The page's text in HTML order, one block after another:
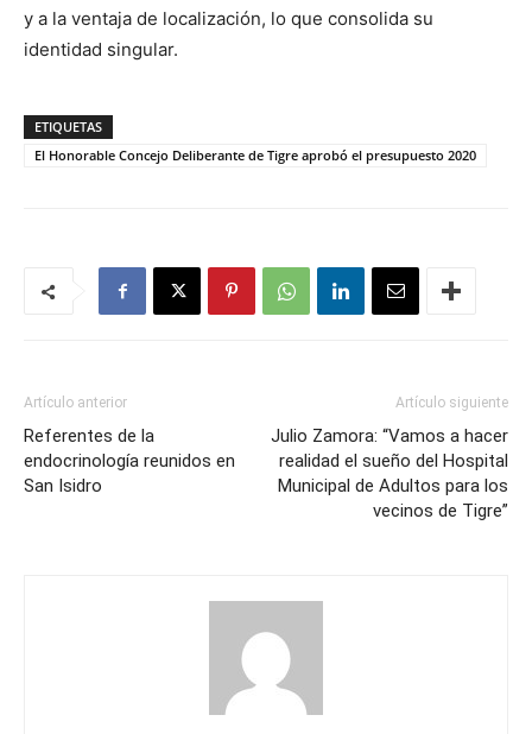
y a la ventaja de localización, lo que consolida su
identidad singular.
ETIQUETAS
El Honorable Concejo Deliberante de Tigre aprobó el presupuesto 2020
Artículo anterior
Referentes de la
endocrinología reunidos en
San Isidro
Artículo siguiente
Julio Zamora: “Vamos a hacer
realidad el sueño del Hospital
Municipal de Adultos para los
vecinos de Tigre”